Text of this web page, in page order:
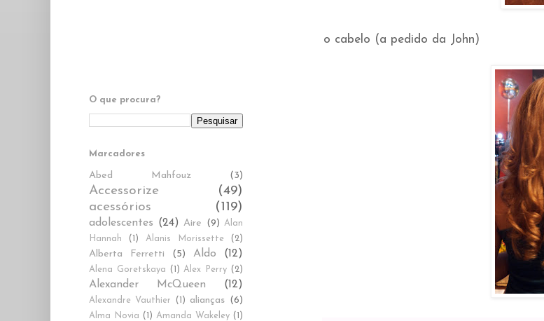
o cabelo (a pedido da John)
O que procura?
Marcadores
Abed Mahfouz (3)
Accessorize
(49)
acessórios
(119)
adolescentes (24) Aire (9) Alan
Hannah
(1) Alanis Morissette (2)
Alberta Ferretti (5) Aldo (12)
Alena Goretskaya (1) Alex Perry (2)
Alexander McQueen (12)
Alexandre Vauthier (1) alianças (6)
Alma Novia (1) Amanda Wakeley (1)